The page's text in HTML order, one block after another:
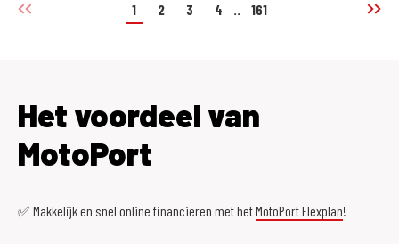
1 2 3 4 .. 161
Het voordeel van
MotoPort
✅ Makkelijk en snel online financieren met hetMotoPort Flexplan!